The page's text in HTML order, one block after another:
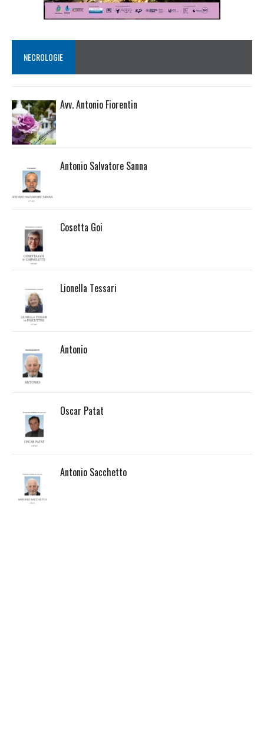
NECROLOGIE
Avv. Antonio Fiorentin
Antonio Salvatore Sanna
Cosetta Goi
Lionella Tessari
Antonio
Oscar Patat
Antonio Sacchetto